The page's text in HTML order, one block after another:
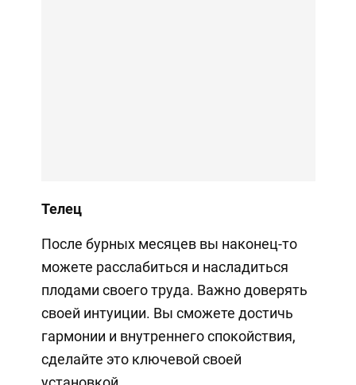
Телец
После бурных месяцев вы наконец-то
можете расслабиться и насладиться
плодами своего труда. Важно доверять
своей интуиции. Вы сможете достичь
гармонии и внутреннего спокойствия,
сделайте это ключевой своей